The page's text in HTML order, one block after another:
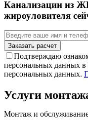
Канализации из
жироуловителя
Подтверждаю
персональных данных
персональных данных.
Услуги
Монтаж и